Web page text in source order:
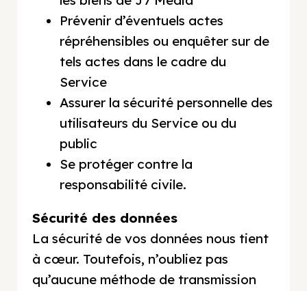
Prévenir d’éventuels actes
répréhensibles ou enquêter sur de
tels actes dans le cadre du
Service
Assurer la sécurité personnelle des
utilisateurs du Service ou du
public
Se protéger contre la
responsabilité civile.
Sécurité des données
La sécurité de vos données nous tient
à cœur. Toutefois, n’oubliez pas
qu’aucune méthode de transmission